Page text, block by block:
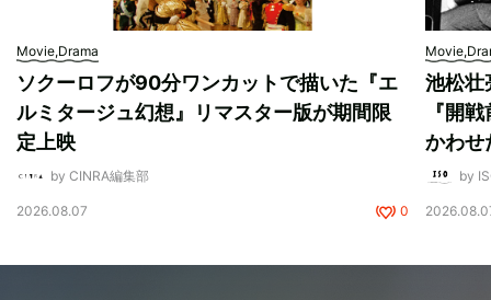
Movie,Drama
ソクーロフが90分ワンカットで描いた『エ
ルミタージュ幻想』リマスター版が期間限
定上映
by CINRA編集部
2026.08.07 0
池松壮
『開
かわせ
by